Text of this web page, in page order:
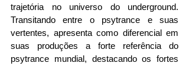
trajetória no universo do underground.
Transitando entre o psytrance e suas
vertentes, apresenta como diferencial em
suas produções a forte referência do
psytrance mundial, destacando os fortes